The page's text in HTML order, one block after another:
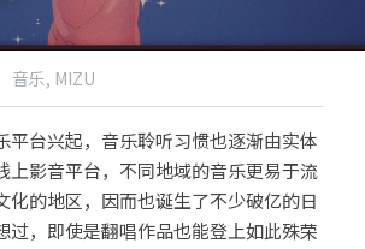
Mugino)
(Momochi Minami)
Takayoshi)
カレイド（26Jino
提供技术支持
音乐, MIZU
平台兴起，音乐聆听习惯也逐渐由实体
上影音平台，不同地域的音乐更易于流
化的地区，因而也诞生了不少破亿的日
过，即使是翻唱作品也能登上如此殊荣